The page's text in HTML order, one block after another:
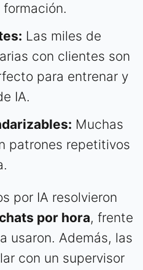
Las miles de
con clientes son
para entrenar y
IA.
Muchas
patrones repetitivos
por IA resolvieron
por hora, frente
usaron. Además, las
con un supervisor